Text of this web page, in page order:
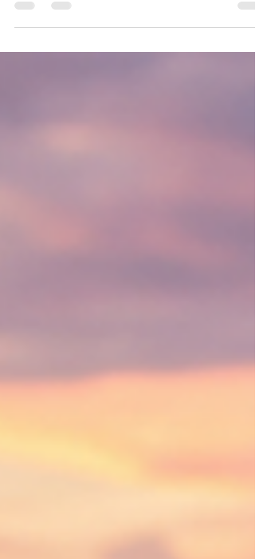
โดดเด่นด้วยแรงบันดาลใจจากลอสแอนเจลิส พร้อม
คลับเฮาส์ Bel Air สุดอลังการ และทำเลศักยภาพใน